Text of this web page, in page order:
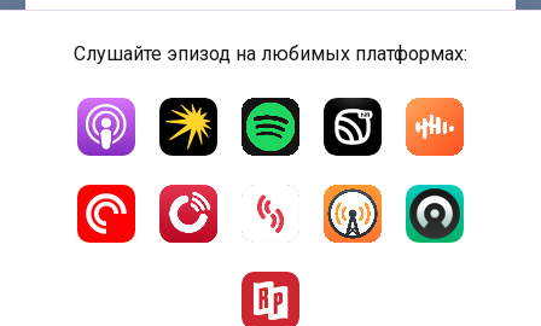
Слушайте эпизод на любимых платформах: